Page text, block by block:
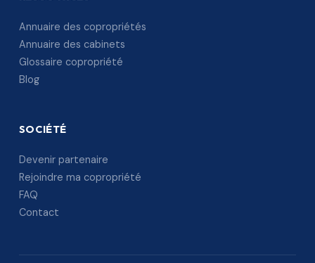
Annuaire des copropriétés
Annuaire des cabinets
Glossaire copropriété
Blog
SOCIÉTÉ
Devenir partenaire
Rejoindre ma copropriété
FAQ
Contact